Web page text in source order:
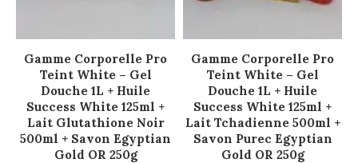
AJOUTER AU PANIER
Gamme Corporelle Pro
Teint White – Gel
Douche 1L + Huile
Success White 125ml +
Lait Glutathione Noir
500ml + Savon Egyptian
Gold OR 250g
AJOUTER AU PANIER
Gamme Corporelle Pro
Teint White – Gel
Douche 1L + Huile
Success White 125ml +
Lait Tchadienne 500ml +
Savon Purec Egyptian
Gold OR 250g